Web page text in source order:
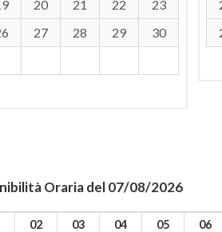
20 21 22
23
27 28 29
30
Oraria del 07/08/2026
02 03 04 05 06